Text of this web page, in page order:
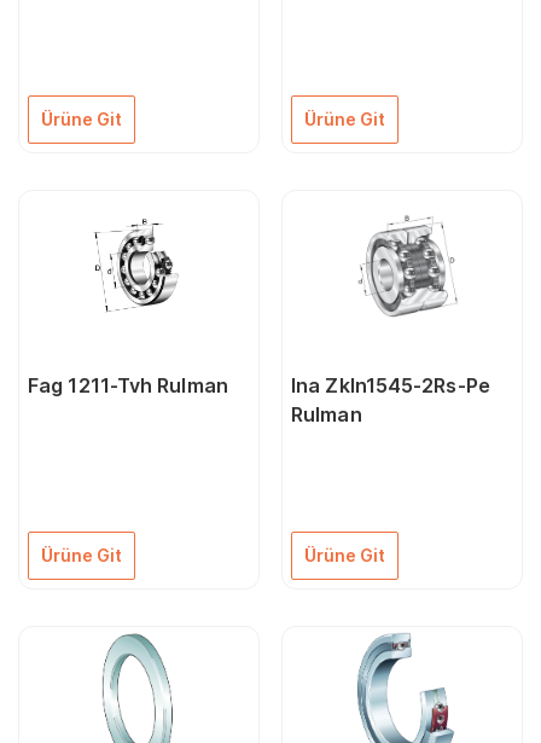
Ürüne Git Ürüne Git
Fag 1211-Tvh Rulman
Ürüne Git
Ina Zkln1545-2Rs-Pe
Rulman
Ürüne Git